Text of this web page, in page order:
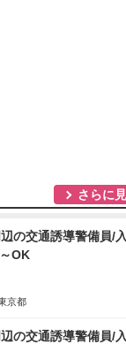
さらに
の交通誘導警備員/
OK
京都
の交通誘導警備員/